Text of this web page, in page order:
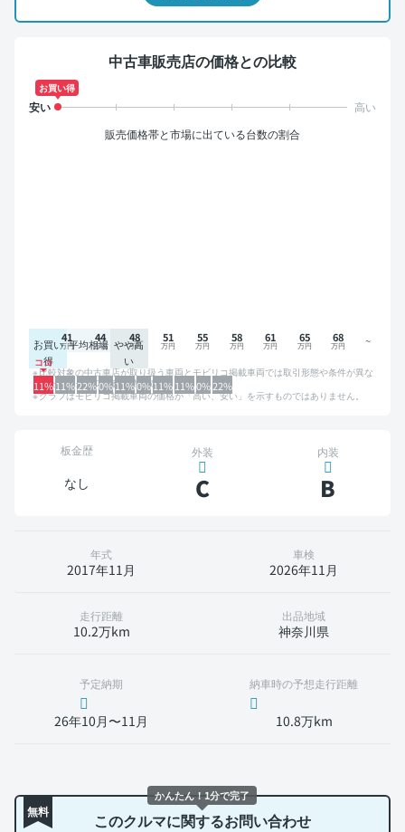
中古車販売店の価格との比較
お買い得
販売価格帯と市場に出ている台数の割合
お買い
得
平均相場 やや高
い
11%11%22%0%11%0%11%11%0%22%
41 44 48 51 55 58 61 65 68
比較対象の中古車店が取り扱う車両とモビリコ掲載車両では取引形態や条件が異な
るため、グラフは参考情報です。
グラフはモビリコ掲載車両の価格が「高い、安い」を示すものではありません。
板金歴
なし
外装
C
内装
B
年式
2017年11月
車検
2026年11月
走行距離
10.2万km
出品地域
神奈川県
予定納期
26年10月〜11月
納車時の予想走行距離
10.8万km
無料 このクルマに関するお問い合わせ
かんたん！1分で完了